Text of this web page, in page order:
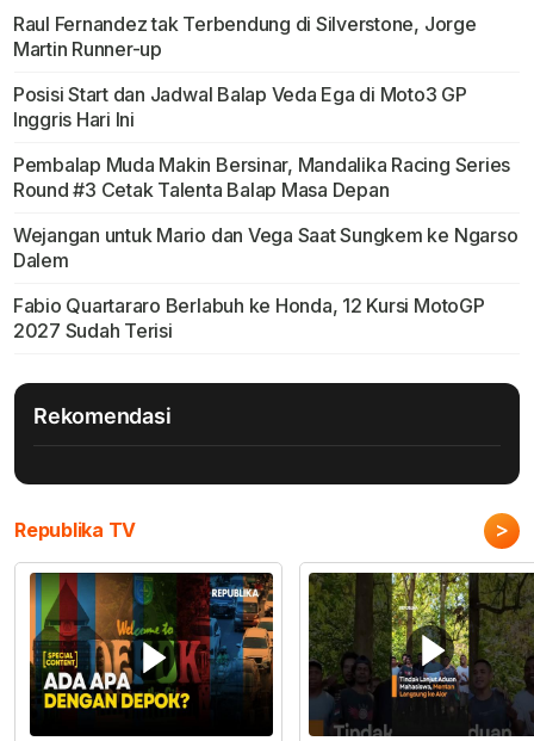
Raul Fernandez tak Terbendung di Silverstone, Jorge
Martin Runner-up
Posisi Start dan Jadwal Balap Veda Ega di Moto3 GP
Inggris Hari Ini
Pembalap Muda Makin Bersinar, Mandalika Racing Series
Round #3 Cetak Talenta Balap Masa Depan
Wejangan untuk Mario dan Vega Saat Sungkem ke Ngarso
Dalem
Fabio Quartararo Berlabuh ke Honda, 12 Kursi MotoGP
2027 Sudah Terisi
Rekomendasi
Republika TV >